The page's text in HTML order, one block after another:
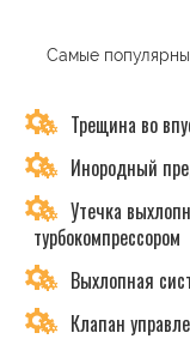
Самые
Трещина во
Инородный
Утечка
турбокомпрессором
Выхлопная
Клапан